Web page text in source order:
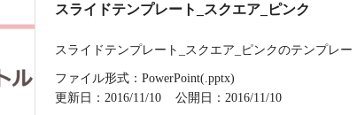
スライドテンプレート_スクエア_ピンク
スライドテンプレート_スクエア_ピンクのテンプレー
ファイル形式：PowerPoint(.pptx)
更新日：2016/11/10
公開日：2016/11/10